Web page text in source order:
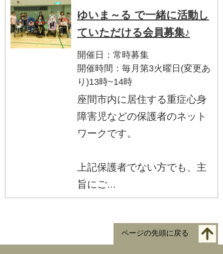
ゆいま～る で一緒に活動し
ていただける会員募集♪
開催日：常時募集
開催時間：毎月第3火曜日(変更あ
り)13時~14時
座間市内に居住する重症心身
障害児などの保護者のネット
ワークです。
上記保護者でない方でも、主
旨にご...
ページの先頭に戻る